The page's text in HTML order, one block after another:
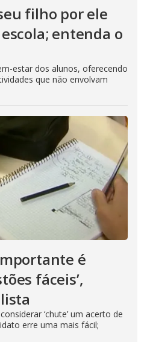
filho por ele
entenda o
estar dos alunos, oferecendo
que não envolvam
é
fáceis’,
‘chute’ um acerto de
erre uma mais fácil;